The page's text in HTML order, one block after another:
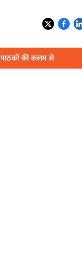
पाठकों की कलम से